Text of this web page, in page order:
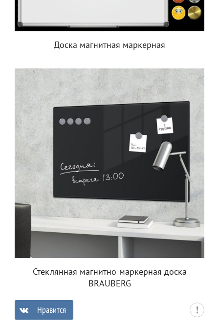
Доска магнитная маркерная
Стеклянная магнитно-маркерная доска
BRAUBERG
Нравится